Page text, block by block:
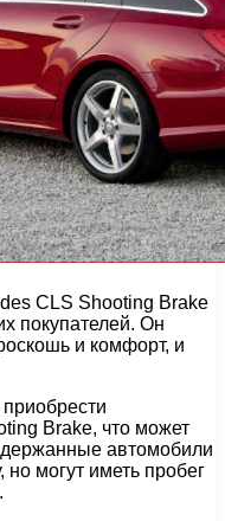
CLS Shooting Brake
покупателей. Он
и комфорт, и
Brake, что может
автомобили
могут иметь пробег